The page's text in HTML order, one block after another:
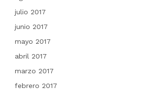
julio 2017
junio 2017
mayo 2017
abril 2017
marzo 2017
febrero 2017